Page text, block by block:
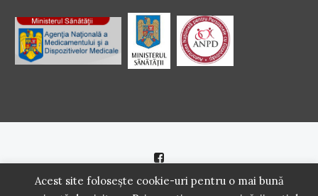
Politică de cookie |Politică de confidenţialitate
Acest site folosește cookie-uri pentru o mai bună